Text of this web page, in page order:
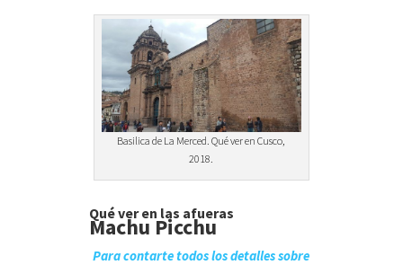
Basilica de La Merced. Qué ver en Cusco,
2018.
Qué ver en las afueras
Machu Picchu
Para contarte todos los detalles sobre